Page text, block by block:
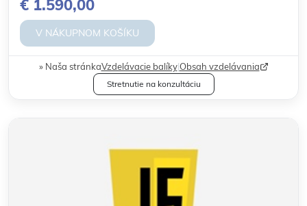
€ 1.590,00
V NÁKUPNOM KOŠÍKU
Naša stránkaVzdelávacie balíky|Obsah vzdelávania
Stretnutie na konzultáciu